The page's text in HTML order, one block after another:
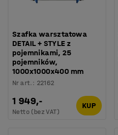
Szafka warsztatowa
DETAIL + STYLE z
pojemnikami, 25
pojemników,
1000x1000x400 mm
Nr art. : 22162
1 949,-
Netto (bez VAT)
KUP